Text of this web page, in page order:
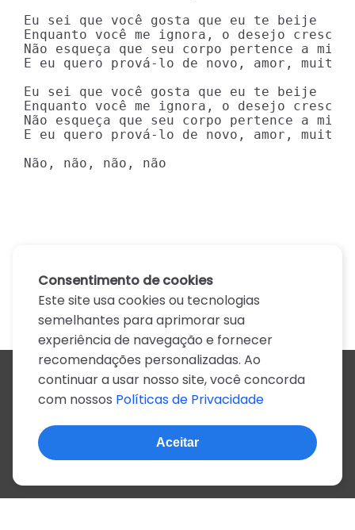
Eu sei que você gosta que eu te beije
Enquanto você me ignora, o desejo cresce
Não esqueça que seu corpo pertence a mim
E eu quero prová-lo de novo, amor, muitas
Eu sei que você gosta que eu te beije
Enquanto você me ignora, o desejo cresce
Não esqueça que seu corpo pertence a mim
E eu quero prová-lo de novo, amor, muitas
Não, não, não, não
Todos os artistas
A
B C D E F G H I J
N
O P Q R S T U V W X
Z
0-9
© 2022, mais de 2 milhões de cifras e letras
Consentimento de cookies
Este site usa cookies ou tecnologias
semelhantes para aprimorar sua
experiência de navegação e fornecer
recomendações personalizadas. Ao
continuar a usar nosso site, você concorda
com nossos Políticas de Privacidade
Aceitar